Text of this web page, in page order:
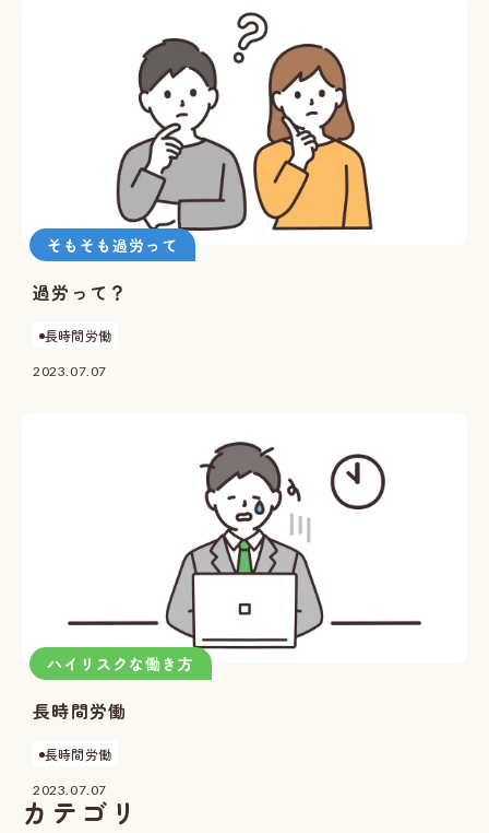
そもそも過労って
過労って？
長時間労働
2023.07.07
ハイリスクな働き方
長時間労働
長時間労働
2023.07.07
カテゴリ